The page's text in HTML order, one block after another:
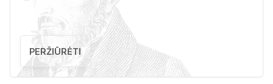
PERŽIŪRĖTI